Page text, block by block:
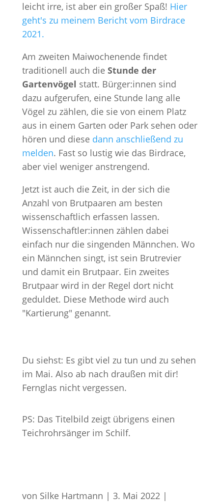
leicht irre, ist aber ein großer Spaß! Hier
geht's zu meinem Bericht vom Birdrace
2021.
Am zweiten Maiwochenende findet
traditionell auch die Stunde der
Gartenvögel statt. Bürger:innen sind
dazu aufgerufen, eine Stunde lang alle
Vögel zu zählen, die sie von einem Platz
aus in einem Garten oder Park sehen oder
hören und diese dann anschließend zu
melden. Fast so lustig wie das Birdrace,
aber viel weniger anstrengend.
Jetzt ist auch die Zeit, in der sich die
Anzahl von Brutpaaren am besten
wissenschaftlich erfassen lassen.
Wissenschaftler:innen zählen dabei
einfach nur die singenden Männchen. Wo
ein Männchen singt, ist sein Brutrevier
und damit ein Brutpaar. Ein zweites
Brutpaar wird in der Regel dort nicht
geduldet. Diese Methode wird auch
"Kartierung" genannt.
Du siehst: Es gibt viel zu tun und zu sehen
im Mai. Also ab nach draußen mit dir!
Fernglas nicht vergessen.
PS: Das Titelbild zeigt übrigens einen
Teichrohrsänger im Schilf.
von Silke Hartmann | 3. Mai 2022|